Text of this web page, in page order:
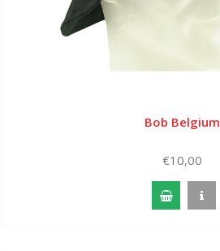
Bob Belgium
€10,00